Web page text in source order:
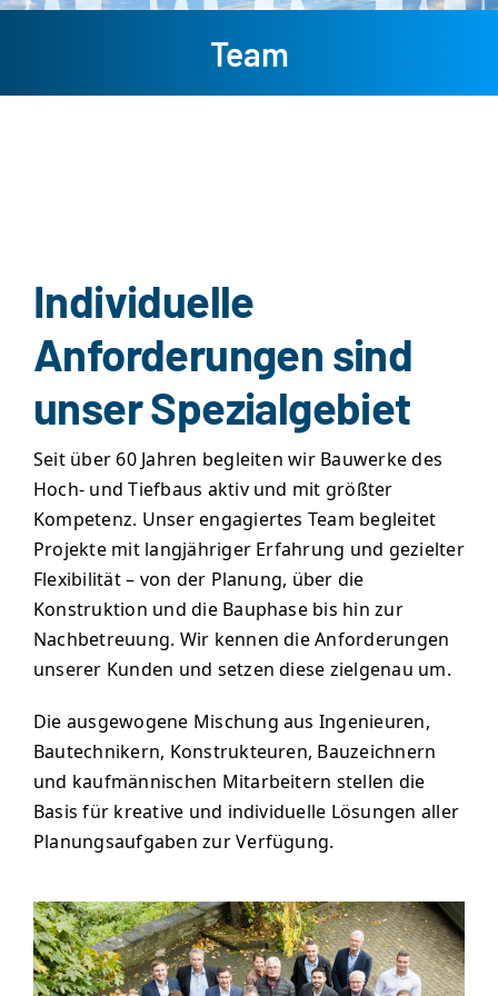
Team
Individuelle
Anforderungen sind
unser Spezialgebiet
Seit über 60 Jahren begleiten wir Bauwerke des
Hoch- und Tiefbaus aktiv und mit größter
Kompetenz. Unser engagiertes Team begleitet
Projekte mit langjähriger Erfahrung und gezielter
Flexibilität – von der Planung, über die
Konstruktion und die Bauphase bis hin zur
Nachbetreuung. Wir kennen die Anforderungen
unserer Kunden und setzen diese zielgenau um.
Die ausgewogene Mischung aus Ingenieuren,
Bautechnikern, Konstrukteuren, Bauzeichnern
und kaufmännischen Mitarbeitern stellen die
Basis für kreative und individuelle Lösungen aller
Planungsaufgaben zur Verfügung.